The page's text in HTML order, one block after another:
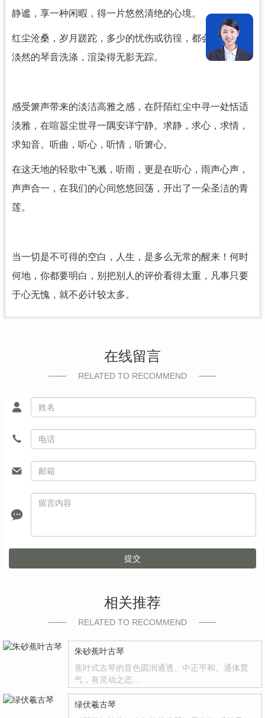
静谧，享一种闲暇，得一片悠然清绝的心境。
红尘沧桑，岁月蹉跎，多少的忧伤或彷徨，都会被这幽雅
淡然的琴音洗涤，渲染得无影无踪。
感受箫声带来的淡洁高雅之感，在阡陌红尘中寻一处恬适
淡雅，在喧嚣尘世寻一隅安详宁静。求静，求心，求情，
求知音。听曲，听心，听情，听箫心。
在这天地的轻歌中飞溅，听雨，更是在听心，雨声心声，
声声合一，在我们的心间悠悠回荡，开出了一朵圣洁的青
莲。
当一切是不可得的空白，人生，是多么无常的醒来！何时
何地，你都要明白，别把别人的评价看得太重，凡事只要
于心无愧，就不必计较太多。
在线留言
RELATED TO RECOMMEND
提交
相关推荐
RELATED TO RECOMMEND
朱砂蕉叶古琴
蕉叶式古琴的音色圆润通透、中正平和、通体贯
气，有灵动之态…
绿伏羲古琴